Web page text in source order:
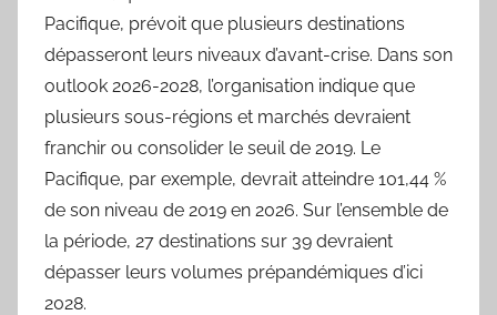
Pacifique, prévoit que plusieurs destinations
dépasseront leurs niveaux d’avant-crise. Dans son
outlook 2026-2028, l’organisation indique que
plusieurs sous-régions et marchés devraient
franchir ou consolider le seuil de 2019. Le
Pacifique, par exemple, devrait atteindre 101,44 %
de son niveau de 2019 en 2026. Sur l’ensemble de
la période, 27 destinations sur 39 devraient
dépasser leurs volumes prépandémiques d’ici
2028.